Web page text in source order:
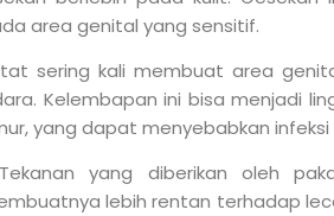
area genital yang sensitif.
sering kali membuat area
Kelembapan ini bisa menjadi
yang dapat menyebabkan infeksi
yang diberikan oleh
lebih rentan terhadap